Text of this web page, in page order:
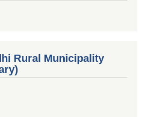
Rural Municipality